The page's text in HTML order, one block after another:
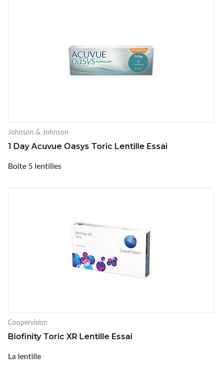
Johnson & Johnson
1 Day Acuvue Oasys Toric Lentille Essai
Boîte 5 lentilles
Coopervision
Biofinity Toric XR Lentille Essai
La lentille